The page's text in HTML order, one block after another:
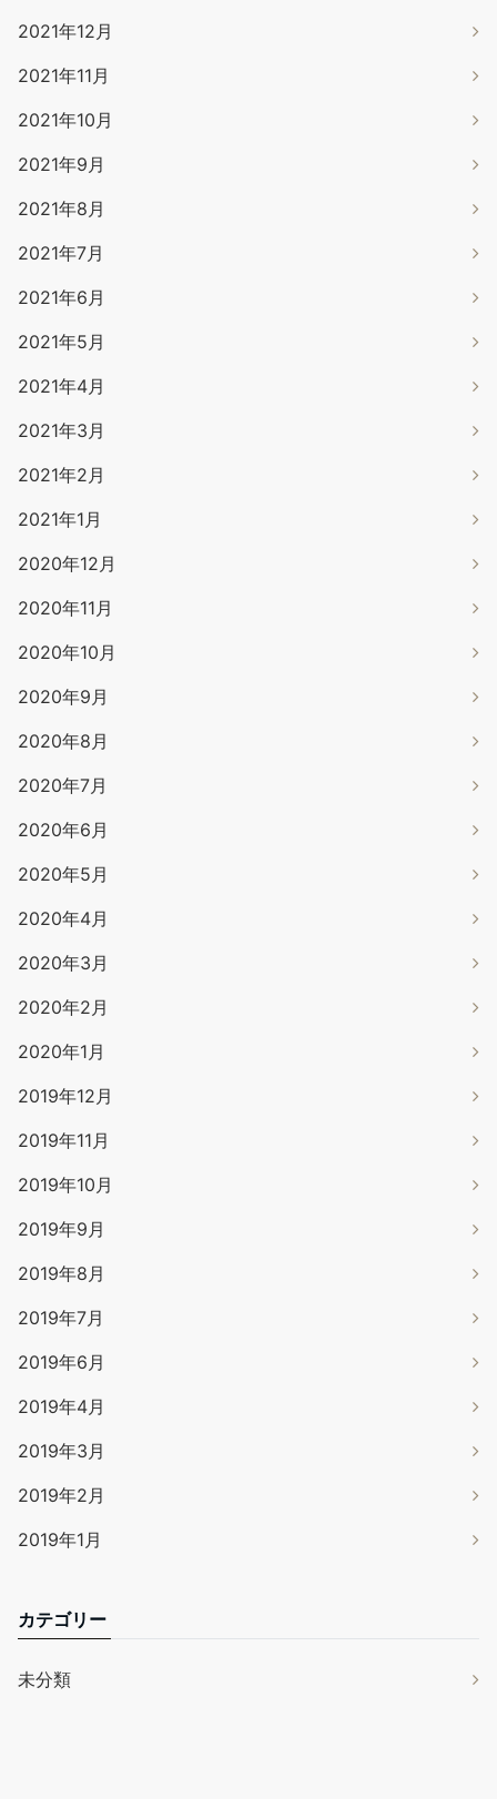
2021年12月
2021年11月
2021年10月
2021年9月
2021年8月
2021年7月
2021年6月
2021年5月
2021年4月
2021年3月
2021年2月
2021年1月
2020年12月
2020年11月
2020年10月
2020年9月
2020年8月
2020年7月
2020年6月
2020年5月
2020年4月
2020年3月
2020年2月
2020年1月
2019年12月
2019年11月
2019年10月
2019年9月
2019年8月
2019年7月
2019年6月
2019年4月
2019年3月
2019年2月
2019年1月
カテゴリー
未分類